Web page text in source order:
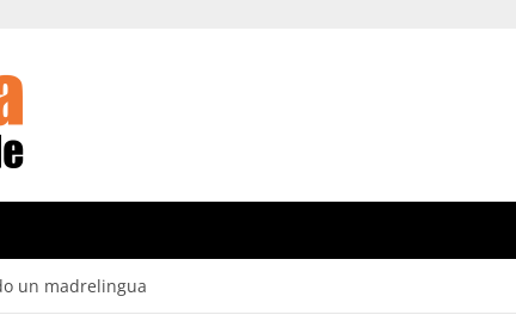
un madrelingua